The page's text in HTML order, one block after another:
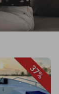
37%